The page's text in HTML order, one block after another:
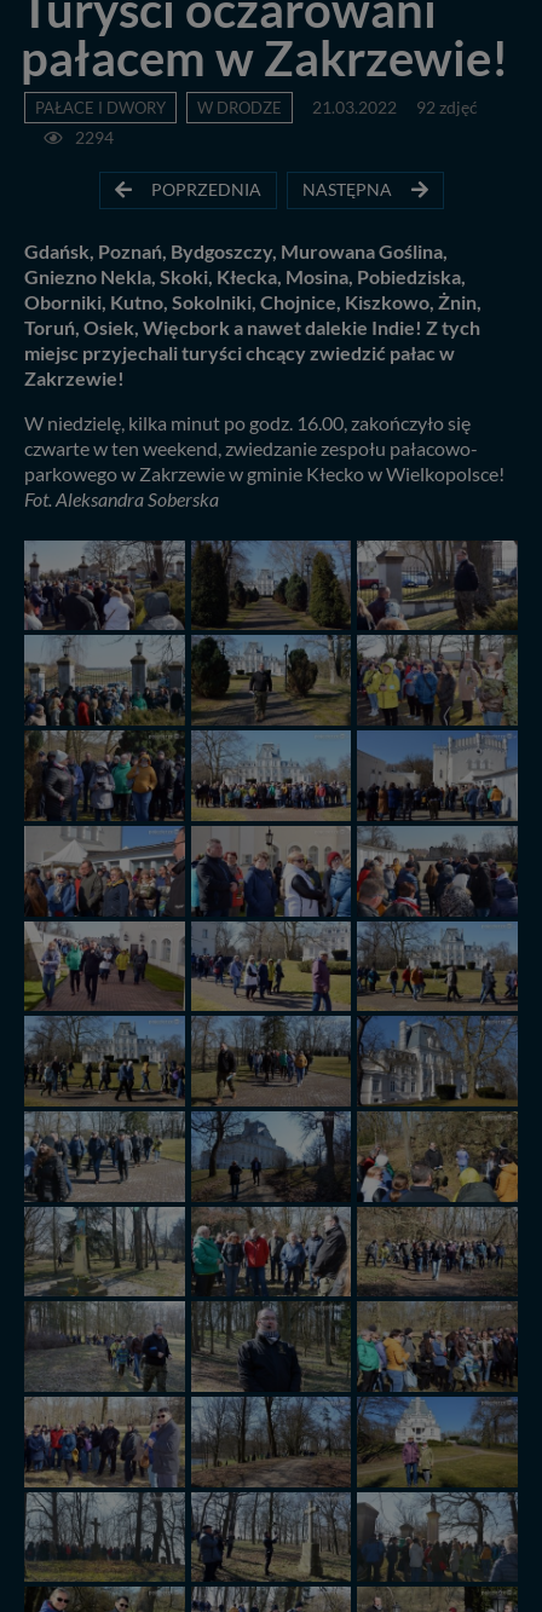
pałacem w Zakrzewie!
PAŁACE I DWORY W DRODZE 21.03.2022
92 zdjęć
2294
POPRZEDNIA NASTĘPNA
Gdańsk, Poznań, Bydgoszczy, Murowana Goślina,
Gniezno Nekla, Skoki, Kłecka, Mosina, Pobiedziska,
Oborniki, Kutno, Sokolniki, Chojnice, Kiszkowo, Żnin,
Toruń, Osiek, Więcbork a nawet dalekie Indie! Z tych
miejsc przyjechali turyści chcący zwiedzić pałac w
Zakrzewie!
W niedzielę, kilka minut po godz. 16.00, zakończyło się
czwarte w ten weekend, zwiedzanie zespołu pałacowo-
parkowego w Zakrzewie w gminie Kłecko w Wielkopolsce!
Fot. Aleksandra Soberska